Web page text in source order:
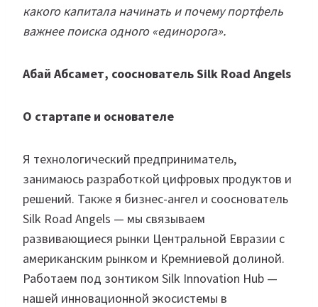
какого капитала начинать и почему портфель
важнее поиска одного «единорога».
Абай Абсамет, сооснователь Silk Road Angels
О стартапе и основателе
Я технологический предприниматель,
занимаюсь разработкой цифровых продуктов и
решений. Также я бизнес-ангел и сооснователь
Silk Road Angels — мы связываем
развивающиеся рынки Центральной Евразии с
американским рынком и Кремниевой долиной.
Работаем под зонтиком Silk Innovation Hub —
нашей инновационной экосистемы в